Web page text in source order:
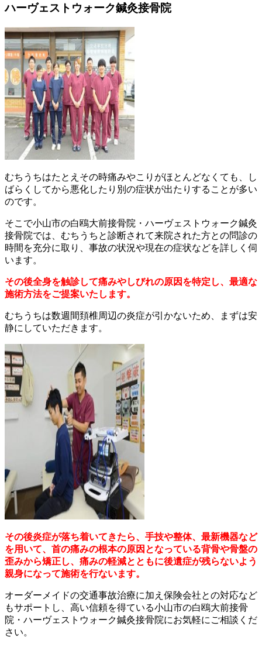
ハーヴェストウォーク鍼灸接骨院
むちうちはたとえその時痛みやこりがほとんどなくても、し
ばらくしてから悪化したり別の症状が出たりすることが多い
のです。
そこで小山市の白鴎大前接骨院・ハーヴェストウォーク鍼灸
接骨院では、むちうちと診断されて来院された方との問診の
時間を充分に取り、事故の状況や現在の症状などを詳しく伺
います。
その後全身を触診して痛みやしびれの原因を特定し、最適な
施術方法をご提案いたします。
むちうちは数週間頚椎周辺の炎症が引かないため、まずは安
静にしていただきます。
その後炎症が落ち着いてきたら、手技や整体、最新機器など
を用いて、首の痛みの根本の原因となっている背骨や骨盤の
歪みから矯正し、痛みの軽減とともに後遺症が残らないよう
親身になって施術を行ないます。
オーダーメイドの交通事故治療に加え保険会社との対応など
もサポートし、高い信頼を得ている小山市の白鴎大前接骨
院・ハーヴェストウォーク鍼灸接骨院にお気軽にご相談くだ
さい。